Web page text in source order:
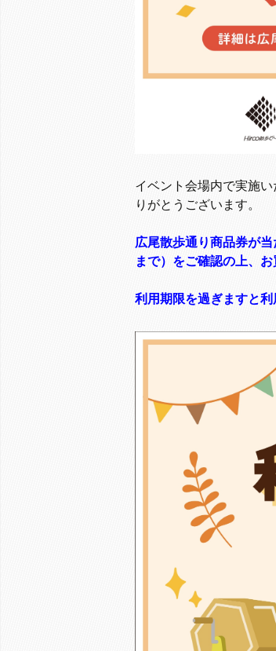
イベント会場内で実施
りがとうございます。
広尾散歩通り商品券が
まで）をご確認の上、
利用期限を過ぎますと